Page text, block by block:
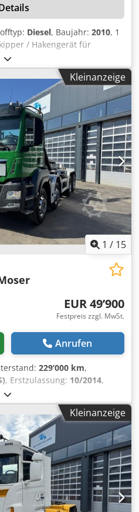
Diesel, Baujahr: 2010, 1
/ Hakengerät für
21/70 Apollo Fahrzeugart:
Abrollvorrichtung Hersteller:
02.06.2010
Kraftstoff: Diesel
Hubraum: 12902 amtl.
25 Anzahl der
Allgemeiner Zustand:
Ausstattungen: gemäß
Aozqa U Tehksha
Zulassungsbescheinigung: II
Bildern und Besichtigung
Zustand: gebraucht
Kleinanzeige
1 / 15
EUR 49’900
Festpreis zzgl. MwSt.
Anrufen
229’000 km,
, Erstzulassung: 10/2014,
, Emissionsklasse:
, - Retarder- Klima- Moser
Federung: Blatt-Luft
Kleinanzeige